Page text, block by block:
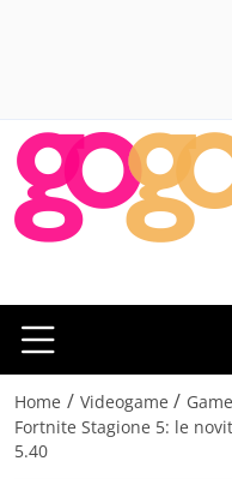
Home / Videogame /
Fortnite Stagione 5: le
5.40